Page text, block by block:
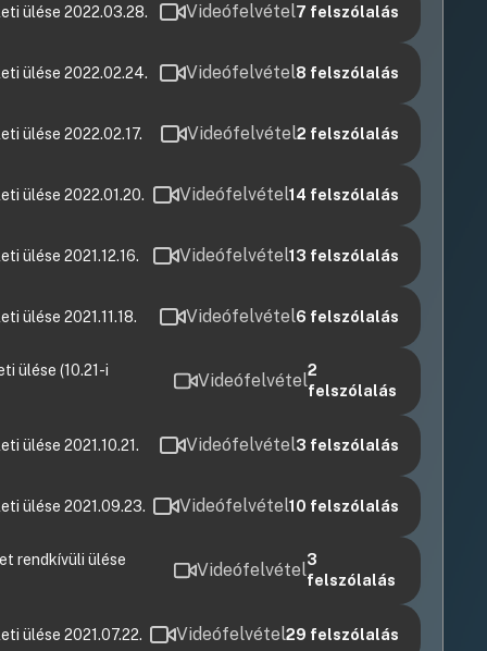
ülése 2022.03.28. Videófelvétel7 felszólalás
ülése 2022.02.24. Videófelvétel8 felszólalás
ülése 2022.02.17. Videófelvétel2 felszólalás
ülése 2022.01.20. Videófelvétel14 felszólalás
ülése 2021.12.16. Videófelvétel13 felszólalás
ülése 2021.11.18. Videófelvétel6 felszólalás
ülése (10.21-i
Videófelvétel2
felszólalás
ülése 2021.10.21. Videófelvétel3 felszólalás
ülése 2021.09.23. Videófelvétel10 felszólalás
rendkívüli ülése
Videófelvétel3
felszólalás
ülése 2021.07.22. Videófelvétel29 felszólalás